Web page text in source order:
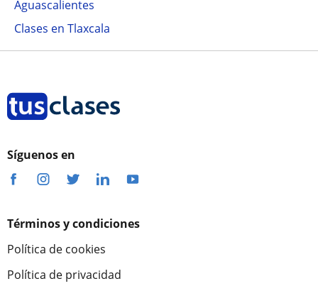
Aguascalientes
Clases en Tlaxcala
Síguenos en
Términos y condiciones
Política de cookies
Política de privacidad